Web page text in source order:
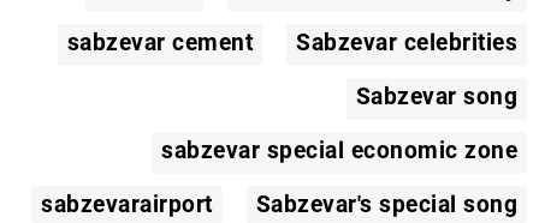
Sabzevar celebrities
sabzevar cement
Sabzevar song
sabzevar special economic zone
Sabzevar's special song
sabzevarairport